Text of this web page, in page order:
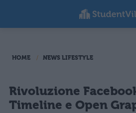
HOME NEWS LIFESTYLE
Rivoluzione
Timeline e Open